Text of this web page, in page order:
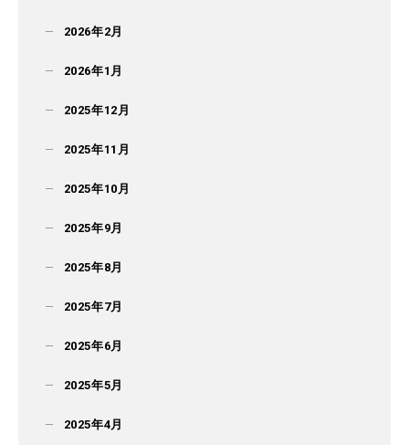
2026年2月
2026年1月
2025年12月
2025年11月
2025年10月
2025年9月
2025年8月
2025年7月
2025年6月
2025年5月
2025年4月